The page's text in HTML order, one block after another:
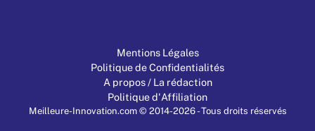
Mentions Légales
Politique de Confidentialités
A propos / La rédaction
Politique d'Affiliation
Meilleure-Innovation.com © 2014-2026 - Tous droits réservés